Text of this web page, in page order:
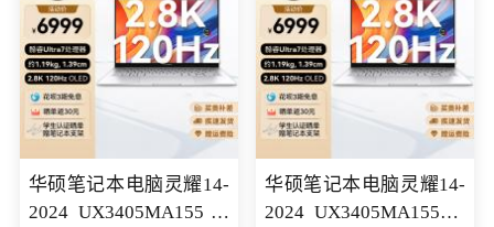
华硕笔记本电脑灵耀14-
2024 UX3405MA155冰
华硕笔记本电脑灵耀14-
2024 UX3405MA155夜